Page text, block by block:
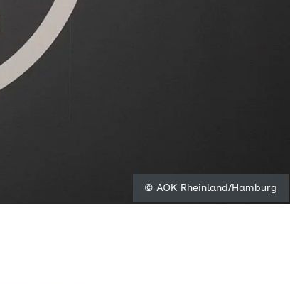
© AOK Rheinland/Hamburg